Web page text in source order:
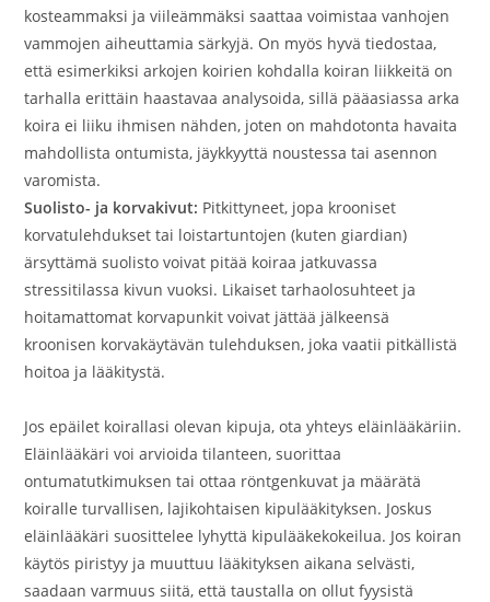
kosteammaksi ja viileämmäksi saattaa voimistaa vanhojen
vammojen aiheuttamia särkyjä. On myös hyvä tiedostaa,
että esimerkiksi arkojen koirien kohdalla koiran liikkeitä on
tarhalla erittäin haastavaa analysoida, sillä pääasiassa arka
koira ei liiku ihmisen nähden, joten on mahdotonta havaita
mahdollista ontumista, jäykkyyttä noustessa tai asennon
varomista.
Suolisto- ja korvakivut: Pitkittyneet, jopa krooniset
korvatulehdukset tai loistartuntojen (kuten giardian)
ärsyttämä suolisto voivat pitää koiraa jatkuvassa
stressitilassa kivun vuoksi. Likaiset tarhaolosuhteet ja
hoitamattomat korvapunkit voivat jättää jälkeensä
kroonisen korvakäytävän tulehduksen, joka vaatii pitkällistä
hoitoa ja lääkitystä.
Jos epäilet koirallasi olevan kipuja, ota yhteys eläinlääkäriin.
Eläinlääkäri voi arvioida tilanteen, suorittaa
ontumatutkimuksen tai ottaa röntgenkuvat ja määrätä
koiralle turvallisen, lajikohtaisen kipulääkityksen. Joskus
eläinlääkäri suosittelee lyhyttä kipulääkekokeilua. Jos koiran
käytös piristyy ja muuttuu lääkityksen aikana selvästi,
saadaan varmuus siitä, että taustalla on ollut fyysistä